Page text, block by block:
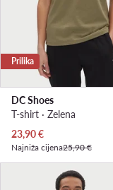
Prilika
DC Shoes
T-shirt · Zelena
Trenutna cijena
23,90€
Najniža cijena25,90 €